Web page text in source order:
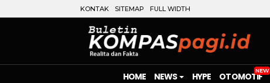
KONTAK SITEMAP FULL WIDTH
HOME NEWS HYPE OTOMOTIF